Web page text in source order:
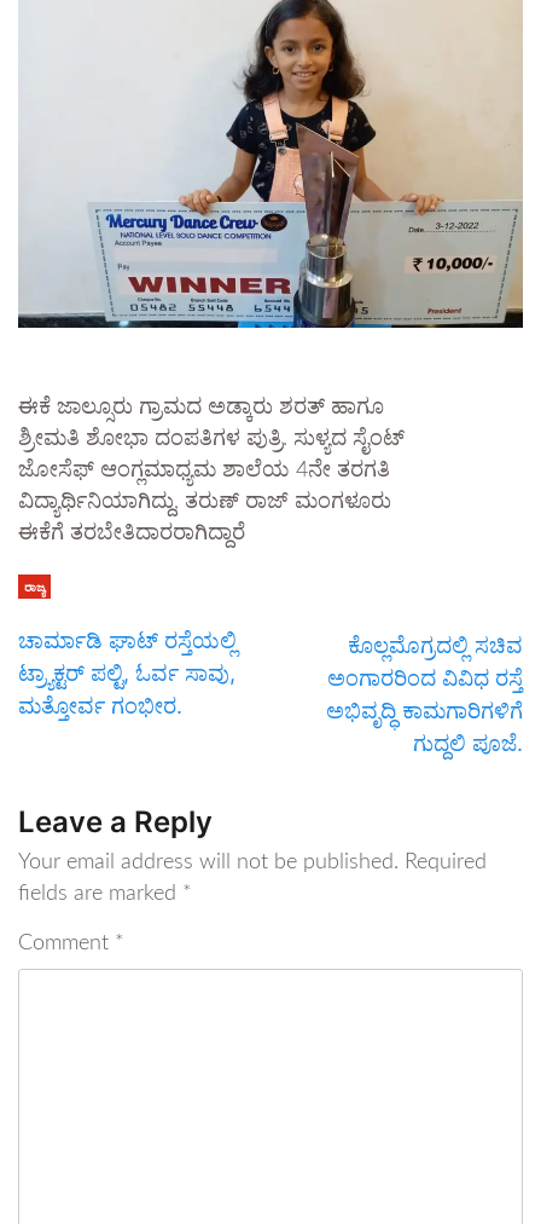
ಈಕೆ ಜಾಲ್ಸೂರು ಗ್ರಾಮದ ಅಡ್ಕಾರು ಶರತ್ ಹಾಗೂ
ಶ್ರೀಮತಿ ಶೋಭಾ ದಂಪತಿಗಳ ಪುತ್ರಿ. ಸುಳ್ಯದ ಸೈಂಟ್
ಜೋಸೆಫ್ ಆಂಗ್ಲಮಾಧ್ಯಮ ಶಾಲೆಯ 4ನೇ ತರಗತಿ
ವಿದ್ಯಾರ್ಥಿನಿಯಾಗಿದ್ದು, ತರುಣ್ ರಾಜ್ ಮಂಗಳೂರು
ಈಕೆಗೆ ತರಬೇತಿದಾರರಾಗಿದ್ದಾರೆ
ರಾಜ್ಯ
ಚಾರ್ಮಾಡಿ ಘಾಟ್ ರಸ್ತೆಯಲ್ಲಿ
ಟ್ರ್ಯಾಕ್ಟರ್ ಪಲ್ಟಿ, ಓರ್ವ ಸಾವು,
ಮತ್ತೋರ್ವ ಗಂಭೀರ.
ಕೊಲ್ಲಮೊಗ್ರದಲ್ಲಿ ಸಚಿವ
ಅಂಗಾರರಿಂದ ವಿವಿಧ ರಸ್ತೆ
ಅಭಿವೃದ್ಧಿ ಕಾಮಗಾರಿಗಳಿಗೆ
ಗುದ್ದಲಿ ಪೂಜೆ.
Leave a Reply
Your email address will not be published. Required
fields are marked *
Comment *